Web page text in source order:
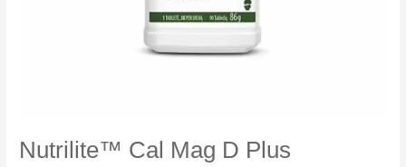
Nutrilite™ Cal Mag D Plus